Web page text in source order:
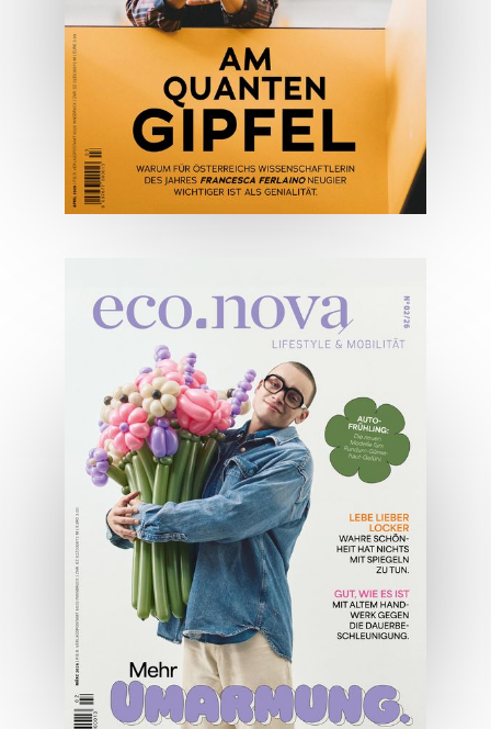
ONLINE LESEN
04/2026
Wirtschaftsausgabe April 2026
JETZT BESTELLEN
ONLINE LESEN